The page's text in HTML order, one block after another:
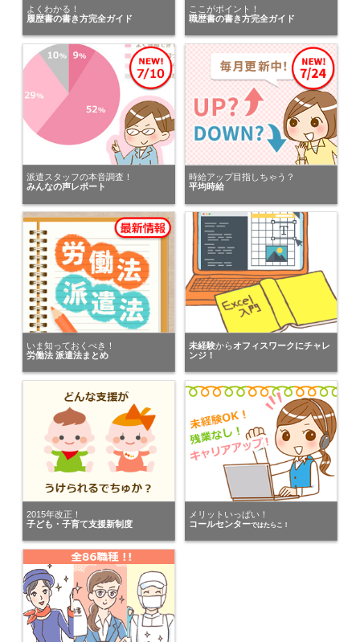
にキニナルを送りました。
東京都の女性が
マンパワーグループ株式会社（関東）
にキニナルを送りました。
東京都の女性が
パーソルエクセルHRパートナーズ株式会社
にキニナルを送りました。
神奈川県の女性が
株式会社アーデントスタッフ 新宿オフィス
埼玉県の女性が
ランスタッド株式会社
にキニナルを送りました。
神奈川県の女性が
株式会社リクルートスタッフィング
にキニナルを送りました。
東京都の女性が
にキニナルを送りました。
神奈川県の男性が
株式会社日本パーソナルビジネス 新宿支店
にキニナルを送りました。
神奈川県の女性が
株式会社スタッフサービス ＩＴソリューションブ…
にキニナルを送りました。
ランスタッド株式会社
にキニナルを送りました。
埼玉県の男性が
株式会社キャリア SW事業本部
にキニナルを送りました。
よくわかる！
履歴書の書き方完全ガイド
ここがポイント！
職歴書の書き方完全ガイド
派遣スタッフの本音調査！
みんなの声レポート
時給アップ目指しちゃう？
平均時給
いま知っておくべき！
労働法 派遣法まとめ
未経験からオフィスワークにチャレ
ンジ！
2015年改正！
子ども・子育て支援新制度
メリットいっぱい！
コールセンターではたらこ！